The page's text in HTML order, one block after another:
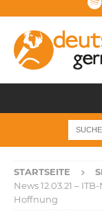
STARTSEITE
News 12.03.21 –
Hoffnung